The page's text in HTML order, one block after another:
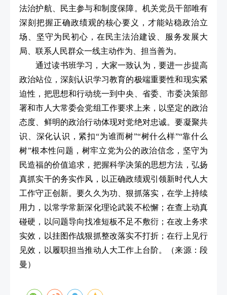
法治护航、民主参与和制度保障。机关党员干部唯有
深刻把握正确政绩观的核心要义，才能站稳政治立
场、坚守为民初心，在民主法治建设、服务发展大
局、联系人民群众一线主动作为、担当善为。
通过读书班学习，大家一致认为，要进一步提高
政治站位，深刻认识学习教育的极端重要性和现实紧
迫性，把思想和行动统一到中央、省委、市委决策部
署和市人大常委会党组工作要求上来，以坚定的政治
态度、鲜明的政治行动体现对党绝对忠诚。要凝聚共
识、深化认识，紧扣“为谁而树”“树什么样”“靠什么
树”根本性问题，树牢立党为公的政治信念，坚守为
民造福的价值追求，把握科学决策的思想方法，弘扬
真抓实干的务实作风，以正确政绩观引领新时代人大
工作守正创新。要久久为功、狠抓落实，在学上持续
用力，以常学常新深化理论武装不松懈；在查上动真
碰硬，以问题导向找准短板不足不敷衍；在改上务求
实效，以挂图作战狠抓整改落实不打折；在行上见行
见效，以履职担当推动人大工作上台阶。
（来源：段
曼）